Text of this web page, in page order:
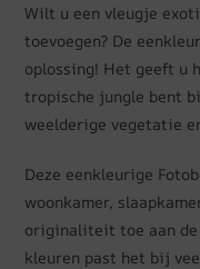
Wilt u een vleugje
toevoegen? De
oplossing! Het geeft u
tropische jungle bent
weelderige vegetatie
Deze eenkleurige
woonkamer,
originaliteit toe aan
kleuren past het bij